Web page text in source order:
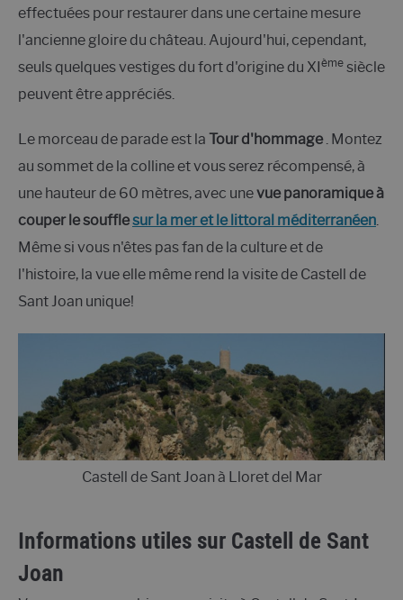
effectuées pour restaurer dans une certaine mesure
l'ancienne gloire du château. Aujourd'hui, cependant,
seuls quelques vestiges du fort d'origine du XI ème siècle
peuvent être appréciés.
Le morceau de parade est la Tour d'hommage . Montez
au sommet de la colline et vous serez récompensé, à
une hauteur de 60 mètres, avec unevue panoramique à
couper le soufflesur la mer et le littoral méditerranéen.
Même si vous n'êtes pas fan de la culture et de
l'histoire, la vue elle même rend la visite de Castell de
Sant Joan unique!
Castell de Sant Joan à Lloret del Mar
Informations utiles sur Castell de Sant
Joan